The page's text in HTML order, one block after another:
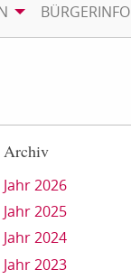
BÜRGERINFO
Archiv
Jahr 2026
Jahr 2025
Jahr 2024
Jahr 2023